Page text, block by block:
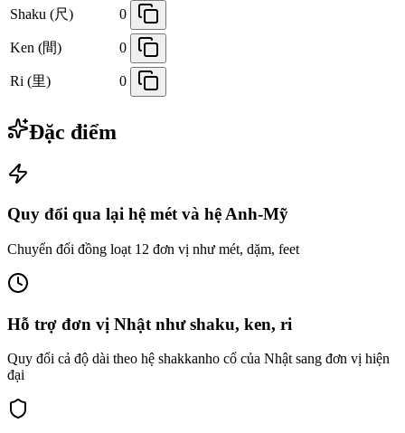
Shaku (尺) 0
Ken (間) 0
Ri (里) 0
Đặc điểm
Quy đổi qua lại hệ mét và hệ Anh-Mỹ
Chuyển đổi đồng loạt 12 đơn vị như mét, dặm, feet
Hỗ trợ đơn vị Nhật như shaku, ken, ri
Quy đổi cả độ dài theo hệ shakkanho cổ của Nhật sang đơn vị hiện
đại